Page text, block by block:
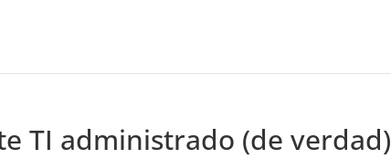
TI administrado (de verdad)